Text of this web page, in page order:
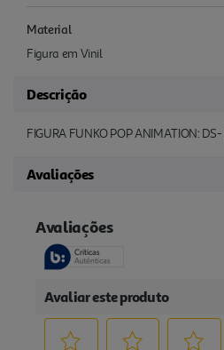
Material
Figura em Vinil
Descrição
FIGURA FUNKO POP ANIMATION:
Avaliações